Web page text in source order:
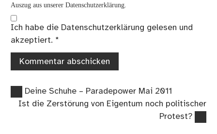
Auszug aus unserer Datenschutzerklärung.
Ich habe die Datenschutzerklärung gelesen und
akzeptiert. *
Beitragsnavigation
Vorheriger
Beitrag:
Deine Schuhe – Paradepower Mai 2011
Nächster
Ist die Zerstörung von Eigentum noch politischer
Protest?